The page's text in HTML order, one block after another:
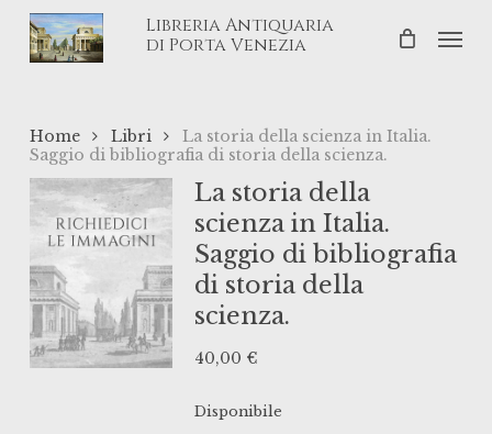
Skip
Libreria Antiquaria
di Porta Venezia
Home Libri
La storia della scienza in Italia.
Saggio di bibliografia di storia della scienza.
La storia della
scienza in Italia.
Saggio di bibliografia
di storia della
scienza.
40,00 €
Disponibile